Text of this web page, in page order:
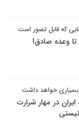
که قابل تصور است
تا وعده صادق!
بسیاری خواهد داشت
ایران در مهار شرارت